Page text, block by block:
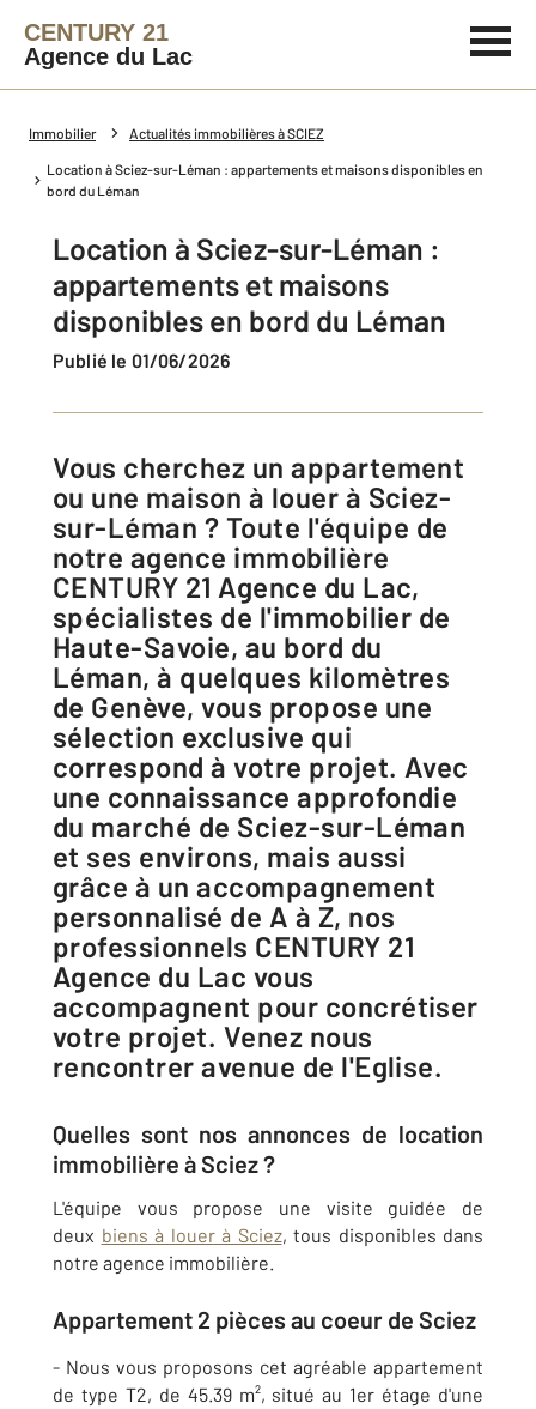
CENTURY 21
Agence du Lac
Immobilier Actualités immobilières à SCIEZ
Location à Sciez-sur-Léman : appartements et maisons disponibles en
bord du Léman
Location à Sciez-sur-Léman :
appartements et maisons
disponibles en bord du Léman
Publié le 01/06/2026
Vous cherchez un appartement
ou une maison à louer à Sciez-
sur-Léman ? Toute l'équipe de
notre agence immobilière
CENTURY 21 Agence du Lac,
spécialistes de l'immobilier de
Haute-Savoie, au bord du
Léman, à quelques kilomètres
de Genève, vous propose une
sélection exclusive qui
correspond à votre projet. Avec
une connaissance approfondie
du marché de Sciez-sur-Léman
et ses environs, mais aussi
grâce à un accompagnement
personnalisé de A à Z, nos
professionnels CENTURY 21
Agence du Lac vous
accompagnent pour concrétiser
votre projet. Venez nous
rencontrer avenue de l'Eglise.
Quelles sont nos annonces de location
immobilière à Sciez ?
L'équipe vous propose une visite guidée de
deux biens à louer à Sciez, tous disponibles dans
notre agence immobilière.
Appartement 2 pièces au coeur de Sciez
- Nous vous proposons cet agréable appartement
de type T2, de 45.39 m², situé au 1er étage d'une